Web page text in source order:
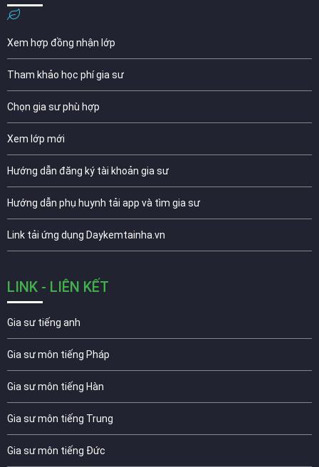
Xem hợp đồng nhận lớp
Tham khảo học phí gia sư
Chọn gia sư phù hợp
Xem lớp mới
Hướng dẫn đăng ký tài khoản gia sư
Hướng dẫn phụ huynh tải app và tìm gia sư
Link tải ứng dụng Daykemtainha.vn
LINK - LIÊN KẾT
Gia sư tiếng anh
Gia sư môn tiếng Pháp
Gia sư môn tiếng Hàn
Gia sư môn tiếng Trung
Gia sư môn tiếng Đức